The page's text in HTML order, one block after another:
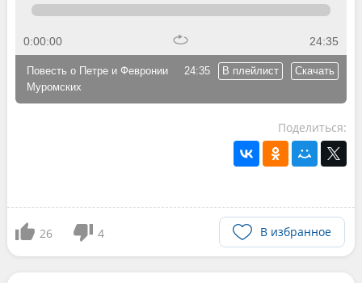
0:00:00 24:35
24:35 В плейлист Скачать
Повесть о Петре и Февронии
Муромских
Поделиться:
26 4 В избранное